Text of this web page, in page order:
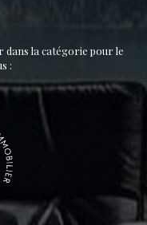
dans la catégorie pour le
: